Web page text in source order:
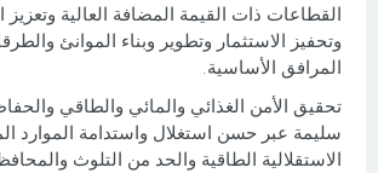
القطاعات ذات القيمة المضافة العالية وتعزيز
وتحفيز الاستثمار وتطوير وبناء الموانئ
المرافق الأساسية.
تحقيق الأمن الغذائي والمائي والطاقي
سليمة عبر حسن استغلال واستدامة الموارد
الاستقلالية الطاقية والحد من التلوث